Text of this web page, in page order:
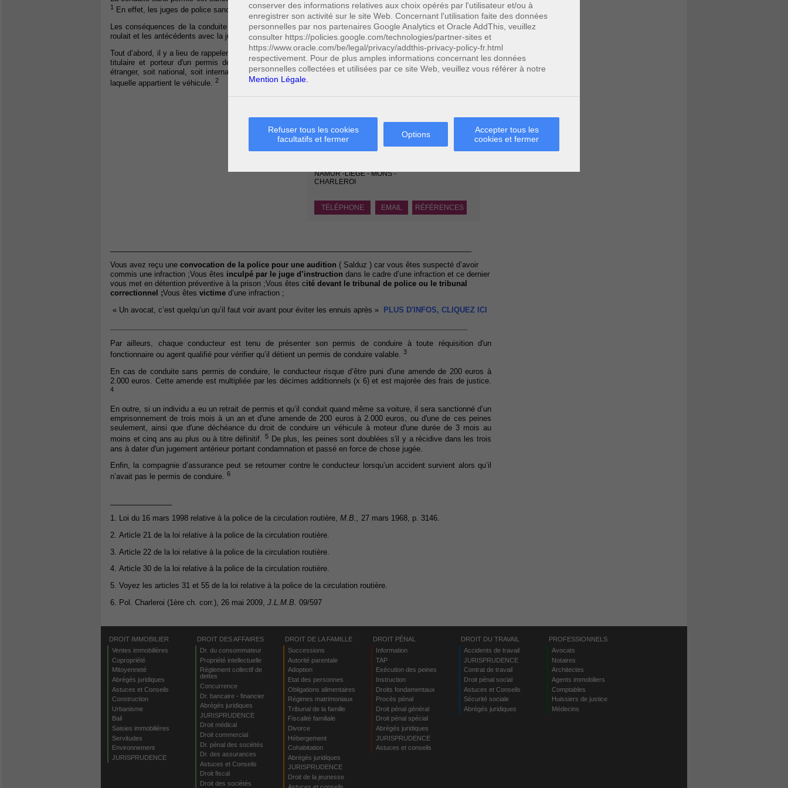
conserver des informations relatives aux choix opérés par l'utilisateur et/ou à
enregistrer son activité sur le site Web. Concernant l'utilisation faite des données
personnelles par nos partenaires Google Analytics et Oracle AddThis, veuillez
consulter https://policies.google.com/technologies/partner-sites et
https://www.oracle.com/be/legal/privacy/addthis-privacy-policy-fr.html
respectivement. Pour de plus amples informations concernant les données
personnelles collectées et utilisées par ce site Web, veuillez vous référer à notre
Mention Légale.
Refuser tous les cookies
facultatifs et fermer
Options
Accepter tous les
cookies et fermer
1
En effet, les juges de police sanctionnent lourdement cette infraction.
Les conséquences de la conduite sans permis dépendent des circonstances dans lesquelles l’individu en tort
roulait et les antécédents avec la justice de celui-ci.
Tout d’abord, il y a lieu de rappeler que nul ne peut conduire, sur la voie publique, un véhicule à moteur s'il n'est
titulaire et porteur d'un permis de conduire régulièrement délivré en Belgique, ou d'un permis de conduire
étranger, soit national, soit international. En outre, le permis de conduire doit être valable pour la catégorie à
laquelle appartient le véhicule. 2
Paolo CRISCENZO
Avocat pénaliste
F
NAMUR -LIEGE - MONS -
CHARLEROI
TÉLÉPHONE EMAIL RÉFÉRENCES
Vous avez reçu une convocation de la police pour une audition ( Salduz ) car vous êtes suspecté d’avoir
commis une infraction ;Vous êtes inculpé par le juge d’instruction dans le cadre d’une infraction et ce dernier
vous met en détention préventive à la prison ;Vous êtes cité devant le tribunal de police ou le tribunal
correctionnel ;Vous êtes victime d’une infraction ;
« Un avocat, c’est quelqu’un qu’il faut voir avant pour éviter les ennuis après » PLUS D'INFOS, CLIQUEZ ICI
Par ailleurs, chaque conducteur est tenu de présenter son permis de conduire à toute réquisition d'un
fonctionnaire ou agent qualifié pour vérifier qu’il détient un permis de conduire valable. 3
En cas de conduite sans permis de conduire, le conducteur risque d’être puni d'une amende de 200 euros à
2.000 euros. Cette amende est multipliée par les décimes additionnels (x 6) et est majorée des frais de justice.
4
En outre, si un individu a eu un retrait de permis et qu’il conduit quand même sa voiture, il sera sanctionné d’un
emprisonnement de trois mois à un an et d'une amende de 200 euros à 2.000 euros, ou d'une de ces peines
seulement, ainsi que d'une déchéance du droit de conduire un véhicule à moteur d'une durée de 3 mois au
moins et cinq ans au plus ou à titre définitif.5 De plus, les peines sont doublées s'il y a récidive dans les trois
ans à dater d'un jugement antérieur portant condamnation et passé en force de chose jugée.
Enfin, la compagnie d’assurance peut se retourner contre le conducteur lorsqu’un accident survient alors qu’il
n’avait pas le permis de conduire. 6
1. Loi du 16 mars 1998 relative à la police de la circulation routière, M.B., 27 mars 1968, p. 3146.
2. Article 21 de la loi relative à la police de la circulation routière.
3. Article 22 de la loi relative à la police de la circulation routière.
4. Article 30 de la loi relative à la police de la circulation routière.
5. Voyez les articles 31 et 55 de la loi relative à la police de la circulation routière.
6. Pol. Charleroi (1ère ch. corr.), 26 mai 2009, J.L.M.B. 09/597
DROIT IMMOBILIER
Ventes immobilières
Copropriété
Mitoyenneté
Abrégés juridiques
Astuces et Conseils
Construction
Urbanisme
Bail
Saisies immobilières
Servitudes
Environnement
JURISPRUDENCE
DROIT DES AFFAIRES
Dr. du consommateur
Propriété intellectuelle
Règlement collectif de
dettes
Concurrence
Dr. bancaire - financier
Abrégés juridiques
JURISPRUDENCE
Droit médical
Droit commercial
Dr. pénal des sociétés
Dr. des assurances
Astuces et Conseils
Droit fiscal
Droit des sociétés
DROIT DE LA FAMILLE
Successions
Autorité parentale
Adoption
Etat des personnes
Obligations alimentaires
Régimes matrimoniaux
Tribunal de la famille
Fiscalité familiale
Divorce
Hébergement
Cohabitation
Abrégés juridiques
JURISPRUDENCE
Droit de la jeunesse
Astuces et conseils
DROIT PÉNAL
Information
TAP
Exécution des peines
Instruction
Droits fondamentaux
Procès pénal
Droit pénal général
Droit pénal spécial
Abrégés juridiques
JURISPRUDENCE
Astuces et conseils
DROIT DU TRAVAIL
Accidents de travail
JURISPRUDENCE
Contrat de travail
Droit pénal social
Astuces et Conseils
Sécurité sociale
Abrégés juridiques
PROFESSIONNELS
Avocats
Notaires
Architectes
Agents immobiliers
Comptables
Huissiers de justice
Médecins